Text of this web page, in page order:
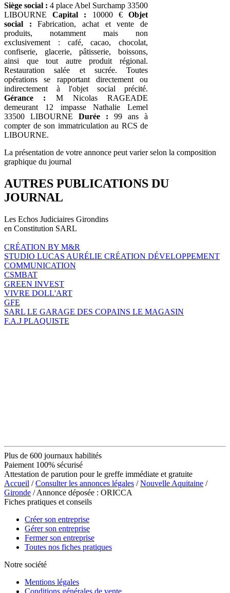
Siège social : 4 place Abel Surchamp 33500
LIBOURNECapital : 10000 €Objet
social : Fabrication, achat et vente de
produits, notamment mais non
exclusivement : café, cacao, chocolat,
confiserie, glacerie, pâtisserie, boissons,
ainsi que tout autre produit régional.
Restauration salée et sucrée. Toutes
opérations se rapportant directement ou
indirectement à l'objet social précité.
Gérance : M Nicolas RAGEADE
demeurant 12 impasse Nathalie Lemel
33500 LIBOURNE Durée : 99 ans à
compter de son immatriculation au RCS de
LIBOURNE.
La présentation de votre annonce peut varier selon la composition
graphique du journal
AUTRES PUBLICATIONS DU
JOURNAL
Les Echos Judiciaires Girondins
en Constitution SARL
CRÉATION BY M&R
STUDIO LUCAS AURÉLIE CRÉATION DÉVELOPPEMENT
COMMUNICATION
CSMBAT
GREEN INVEST
VIVRE DOLL'ART
GFE
SARL LE GARAGE DES COPAINS LE MAGASIN
F.A.J PLAQUISTE
Plus de 600 journaux habilités
Paiement 100% sécurisé
Attestation de parution pour le greffe immédiate et gratuite
Accueil /Consulter les annonces légales /Nouvelle Aquitaine /
Gironde / Annonce déposée : ORICCA
Fiches pratiques et conseils
Créer son entreprise
Gérer son entreprise
Fermer son entreprise
Toutes nos fiches pratiques
Notre société
Mentions légales
Conditions générales de vente